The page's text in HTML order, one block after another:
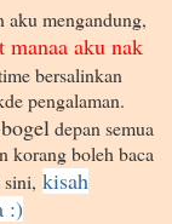
aku mengandung,
manaa aku nak
bersalinkan
pengalaman.
depan semua
korang boleh baca
sini, kisah
:)